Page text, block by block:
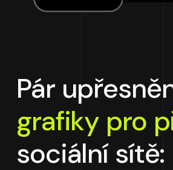
Pár
grafiky pro
sociální sítě: